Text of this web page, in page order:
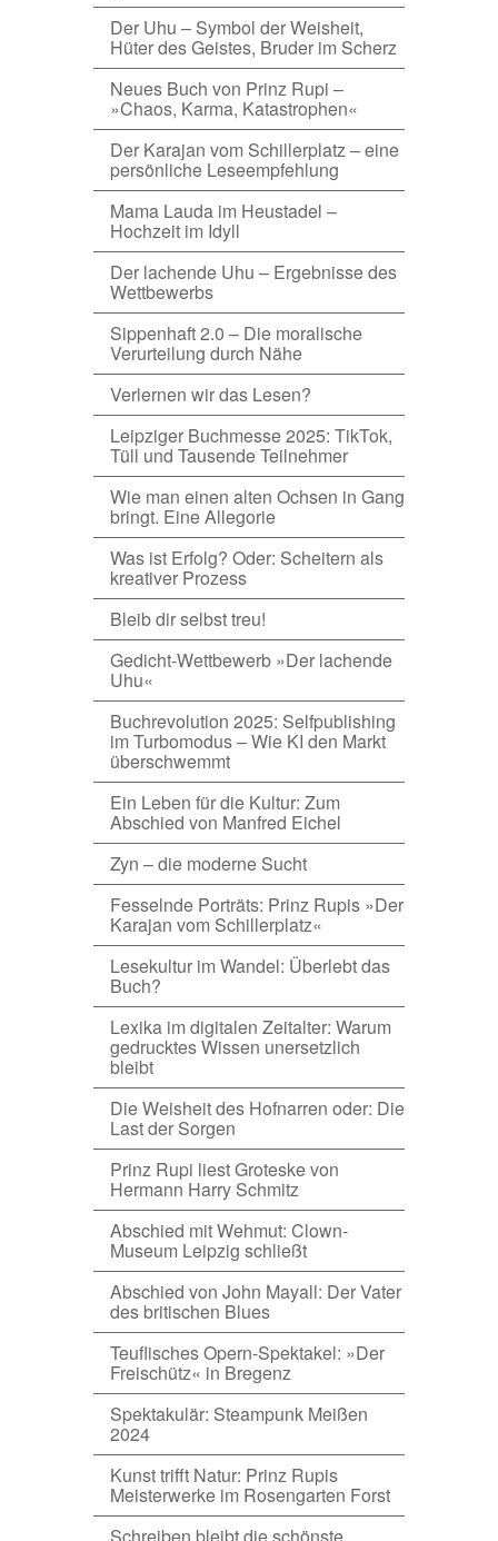
Der Uhu – Symbol der Weisheit,
Hüter des Geistes, Bruder im Scherz
Neues Buch von Prinz Rupi –
»Chaos, Karma, Katastrophen«
Der Karajan vom Schillerplatz – eine
persönliche Leseempfehlung
Mama Lauda im Heustadel –
Hochzeit im Idyll
Der lachende Uhu – Ergebnisse des
Wettbewerbs
Sippenhaft 2.0 – Die moralische
Verurteilung durch Nähe
Verlernen wir das Lesen?
Leipziger Buchmesse 2025: TikTok,
Tüll und Tausende Teilnehmer
Wie man einen alten Ochsen in Gang
bringt. Eine Allegorie
Was ist Erfolg? Oder: Scheitern als
kreativer Prozess
Bleib dir selbst treu!
Gedicht-Wettbewerb »Der lachende
Uhu«
Buchrevolution 2025: Selfpublishing
im Turbomodus – Wie KI den Markt
überschwemmt
Ein Leben für die Kultur: Zum
Abschied von Manfred Eichel
Zyn – die moderne Sucht
Fesselnde Porträts: Prinz Rupis »Der
Karajan vom Schillerplatz«
Lesekultur im Wandel: Überlebt das
Buch?
Lexika im digitalen Zeitalter: Warum
gedrucktes Wissen unersetzlich
bleibt
Die Weisheit des Hofnarren oder: Die
Last der Sorgen
Prinz Rupi liest Groteske von
Hermann Harry Schmitz
Abschied mit Wehmut: Clown-
Museum Leipzig schließt
Abschied von John Mayall: Der Vater
des britischen Blues
Teuflisches Opern-Spektakel: »Der
Freischütz« in Bregenz
Spektakulär: Steampunk Meißen
2024
Kunst trifft Natur: Prinz Rupis
Meisterwerke im Rosengarten Forst